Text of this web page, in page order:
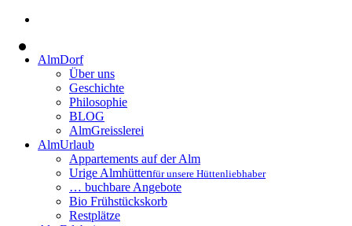
AlmDorf
Über uns
Geschichte
Philosophie
BLOG
AlmGreisslerei
AlmUrlaub
Appartements auf der Alm
Urige Almhüttenfür unsere Hüttenliebhaber
… buchbare Angebote
Bio Frühstückskorb
Restplätze